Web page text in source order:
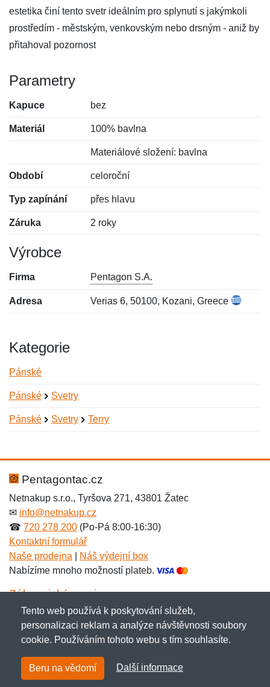
estetika činí tento svetr ideálním pro splynutí s jakýmkoli
prostředím - městským, venkovským nebo drsným - aniž by
přitahoval pozornost
Parametry
Kapuce bez
Materiál 100% bavlna
Materiálové složení: bavlna
Období celoroční
Typ zapínání přes hlavu
Záruka 2 roky
Výrobce
Firma Pentagon S.A.
Adresa Verias 6, 50100, Kozani, Greece
Kategorie
Pánské
Pánské Svetry
Pánské Svetry Terry
Hodnocení:
Jméno: *
Zpráva*
Jméno:
E-mail:*
Pentagontac.cz
Netnakup s.r.o., Tyršova 271, 43801 Žatec
✉ info@netnakup.cz
☎ 720 278 200 (Po-Pá 8:00-16:30)
Kontaktní formulář
Naše prodejna
Náš výdejní box
Nabízíme mnoho možností plateb.
Zákaznický servis
Novinky emailem
Copyright © 2007-2026 (19 let s vámi)Netnakup.cz
NetIQ. Všechna práva vyhrazena.
Tento web používá k poskytování služeb,
personalizaci reklam a analýze návštěvnosti soubory
cookie. Používáním tohoto webu s tím souhlasíte.
Beru na vědomí Další informace